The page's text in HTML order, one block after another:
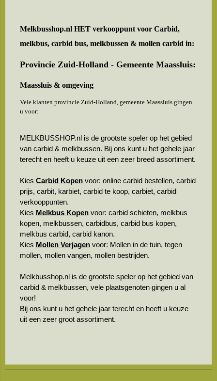
Melkbusshop.nl HET verkooppunt voorCarbid,
melkbus, carbid bus, melkbussen & mollen carbid in:
Provincie Zuid-Holland - Gemeente Maassluis:
Maassluis & omgeving
Vele klanten provincie Zuid-Holland, gemeente Maassluis gingen
u voor:
MELKBUSSHOP.nl is de grootste speler op het gebied
van carbid & melkbussen. Bij ons kunt u het gehele jaar
terecht en heeft u keuze uit een zeer breed assortiment.
KiesCarbid Kopen voor: online carbid bestellen, carbid
prijs, carbit, karbiet, carbid te koop, carbiet, carbid
verkooppunten.
Kies Melkbus Kopen voor: carbid schieten, melkbus
kopen, melkbussen, carbidbus, carbid bus kopen,
melkbus carbid, carbid kanon.
Kies Mollen Verjagen voor: Mollen in de tuin, tegen
mollen, mollen vangen, mollen bestrijden.
Melkbusshop.nl is de grootste speler op het gebied van
carbid & melkbussen, vele plaatsgenoten gingen u al
voor!
Bij ons kunt u het gehele jaar terecht en heeft u keuze
uit een zeer groot assortiment.